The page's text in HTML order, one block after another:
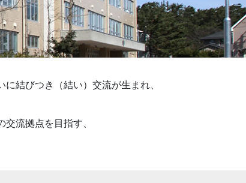
結びつき（結い）交流が生まれ、
流拠点を目指す、